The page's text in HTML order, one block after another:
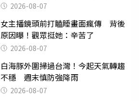
2026-08-07
女主播鏡頭前打瞌睡畫面瘋傳 背後
原因曝！觀眾挺她：辛苦了
2026-08-07
白海豚外圍掃過台灣！今起天氣轉趨
不穩 週末慎防強降雨
2026-08-07